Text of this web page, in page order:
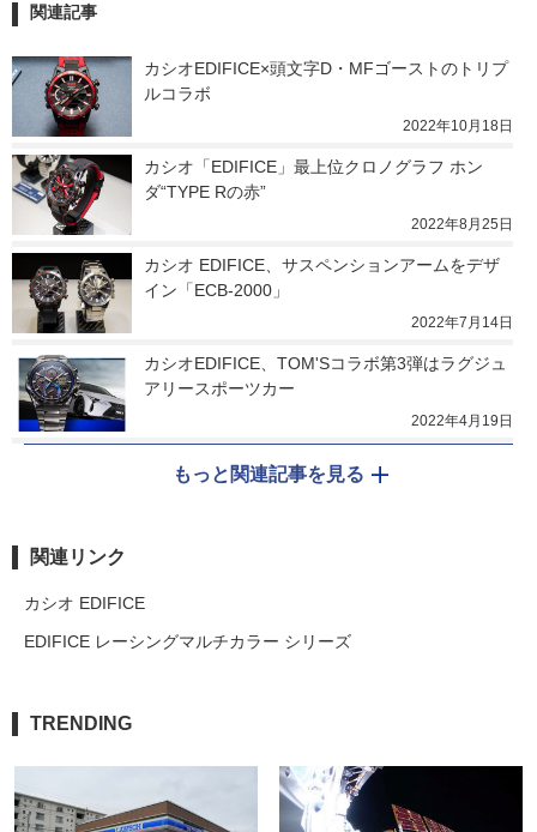
関連記事
カシオEDIFICE×頭文字D・MFゴーストのトリプ
ルコラボ
2022年10月18日
カシオ「EDIFICE」最上位クロノグラフ ホン
ダ“TYPE Rの赤”
2022年8月25日
カシオ EDIFICE、サスペンションアームをデザ
イン「ECB-2000」
2022年7月14日
カシオEDIFICE、TOM'Sコラボ第3弾はラグジュ
アリースポーツカー
2022年4月19日
もっと関連記事を見る
関連リンク
カシオ EDIFICE
EDIFICE レーシングマルチカラー シリーズ
TRENDING